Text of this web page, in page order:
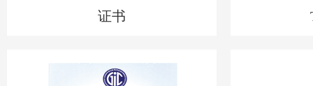
证书